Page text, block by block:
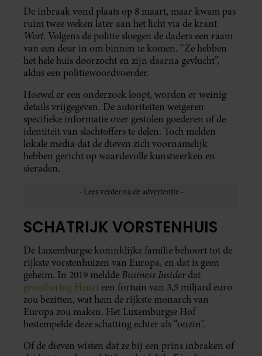
De inbraak vond plaats op 8 maart, maar kwam pas
ruim twee weken later aan het licht via de krant
Wort. Volgens de politie sloegen de daders een raam
van een deur in om binnen te komen. “Ze hebben
het hele huis doorzocht en zijn daarna gevlucht”,
aldus een politiewoordvoerder.
Hoewel er een onderzoek loopt, worden er weinig
details vrijgegeven. De autoriteiten weigeren
specifieke informatie over gestolen goederen of de
identiteit van slachtoffers te delen. Toch melden
lokale media dat de dieven zich voornamelijk
hebben gericht op waardevolle kunstwerken en
sieraden.
SCHATRIJK VORSTENHUIS
De Luxemburgse koninklijke familie behoort tot de
rijkste vorstenhuizen van Europa, en dat is geen
geheim. In 2019 melddeBusiness Insiderdat
groothertog Henri een fortuin van 3,5 miljard euro
zou bezitten, wat hem de rijkste monarch van
Europa zou maken. Het Luxemburgse Hof
bestempelde deze schatting echter als “onzin”.
Of de dieven wisten dat ze bij een prins inbraken of